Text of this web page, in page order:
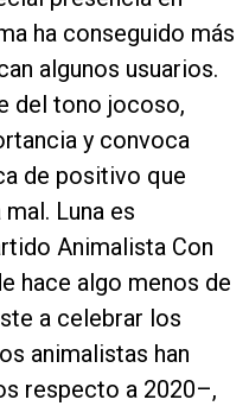
ha conseguido más
algunos usuarios.
del tono jocoso,
y convoca
de positivo que
Luna es
Animalista Con
hace algo menos de
a celebrar los
animalistas han
respecto a 2020–,